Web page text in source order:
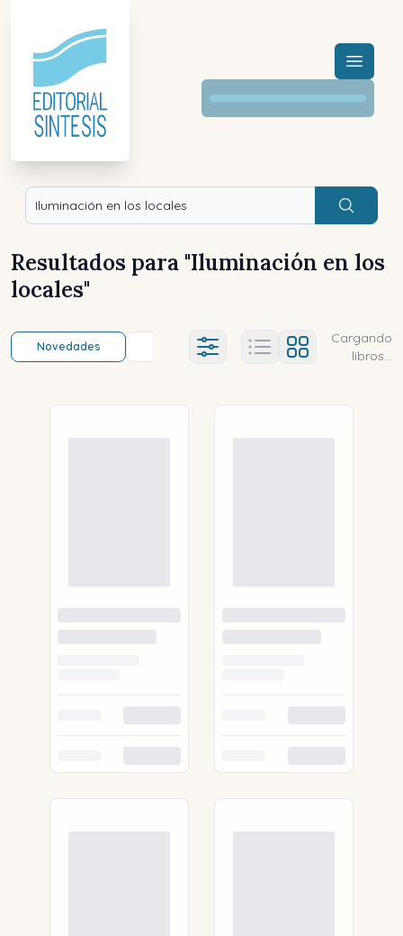
Menú
Buscar
Resultados para "Iluminación en los
locales"
Novedades Título (a-z) Título (z-a)
Ajustes abierto
Cargando
libros...